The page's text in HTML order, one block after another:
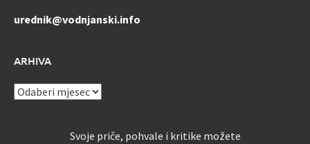
urednik@vodnjanski.info
ARHIVA
ARHIVA
Svoje priče, pohvale i kritike možete